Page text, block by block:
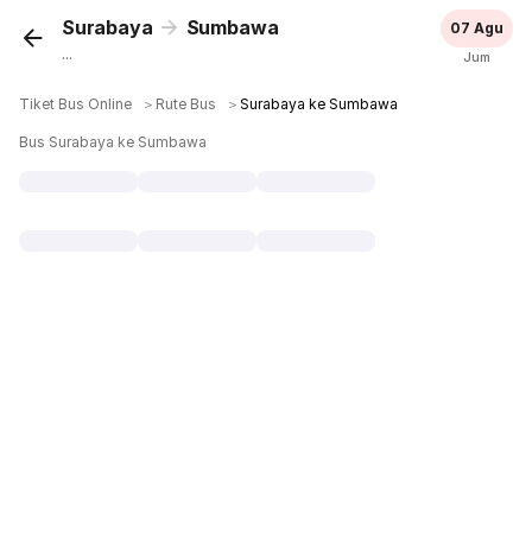
Surabaya Sumbawa
...
07 Agu
Jum
Tiket Bus Online ＞ Rute Bus ＞ Surabaya ke Sumbawa
Bus Surabaya ke Sumbawa